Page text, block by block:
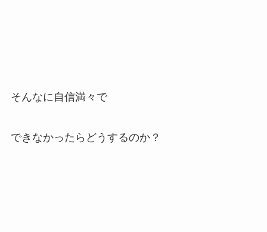
そんなに自信満々で
できなかったらどうするのか？